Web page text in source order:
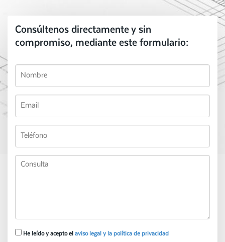
Consúltenos directamente y sin
compromiso, mediante este formulario:
He leído y acepto el aviso legal y la política de privacidad